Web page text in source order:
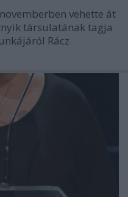
vehette át
társulatának tagja
Rácz